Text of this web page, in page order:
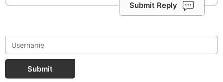
Submit Reply
Submit